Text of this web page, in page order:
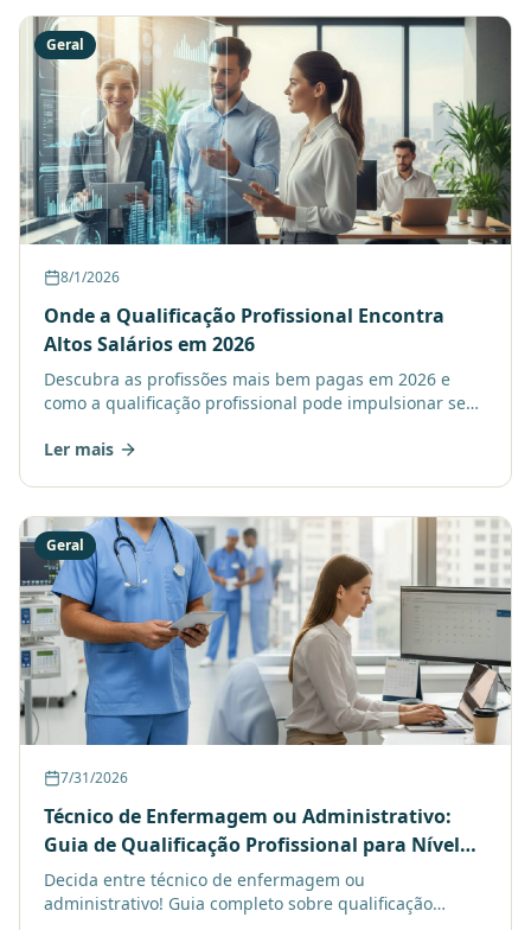
Geral
8/1/2026
Onde a Qualificação Profissional Encontra
Altos Salários em 2026
Descubra as profissões mais bem pagas em 2026 e
como a qualificação profissional pode impulsionar seus
Ler mais
Geral
7/31/2026
Técnico de Enfermagem ou Administrativo:
Guia de Qualificação Profissional para Nível
Médio em 2026
Decida entre técnico de enfermagem ou
administrativo! Guia completo sobre qualificação